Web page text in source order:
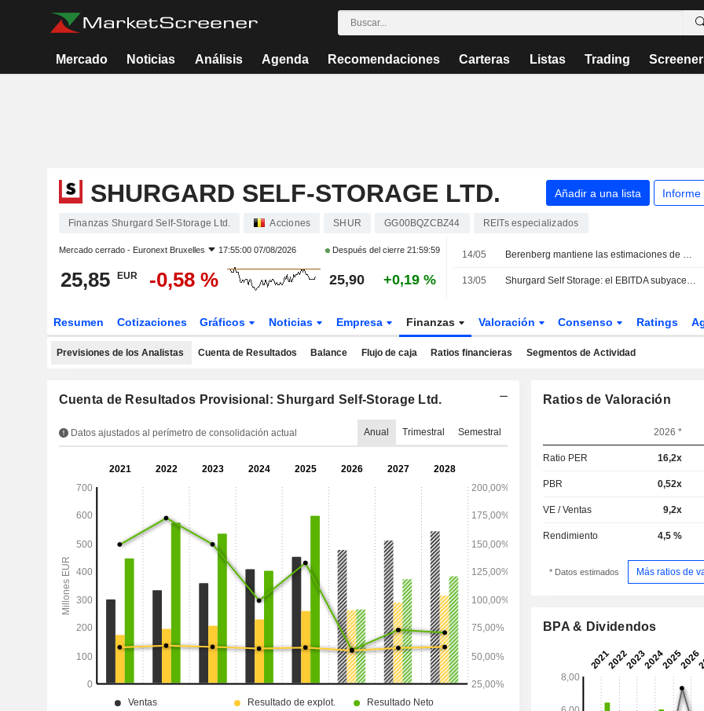
Mercado Noticias Análisis Agenda Recomendaciones Carteras Listas Trading
SHURGARD SELF-STORAGE LTD. Añadir a una lista Informe
Finanzas Shurgard Self-Storage Ltd. Acciones SHUR GG00BQZCBZ44 REITs especializados
Mercado cerrado - Euronext Bruxelles 17:55:00 07/08/2026 Después del cierre21:59:59
25,85 EUR -0,58 % 25,90 +0,19 %
14/05 Berenberg mantiene las estimaciones de Shurgard tras los resultados del primer trimestre; mantiene el precio objetivo y la recomendación
13/05 Shurgard Self Storage: el EBITDA subyacente del primer trimestre alcanza los 56.2 millones de euros
Resumen Cotizaciones Gráficos Noticias Empresa Finanzas Valoración Consenso Ratings
Previsiones de los Analistas Cuenta de Resultados Balance Flujo de caja Ratios financieras Segmentos de Actividad
Cuenta de Resultados Provisional: Shurgard Self-Storage Ltd.
Datos ajustados al perímetro de consolidación actual Anual Trimestral Semestral
Ratios de Valoración
2026 *
Ratio PER 16,2x
PBR 0,52x
VE / Ventas 9,2x
Rendimiento 4,5 %
* Datos estimados Más ratios de
BPA & Dividendos